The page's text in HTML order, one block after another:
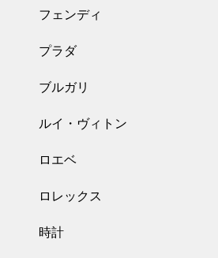
フェンディ
プラダ
ブルガリ
ルイ・ヴィトン
ロエベ
ロレックス
時計